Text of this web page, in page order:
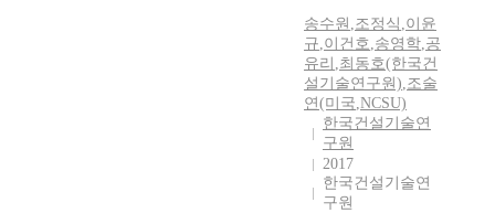
송수원 ,조정식 ,이윤
규,이건호,송영학,공
유리 ,최동호(한국건
설기술연구원),조술
연(미국,NCSU)
한국건설기술연
구원
2017
한국건설기술연
구원